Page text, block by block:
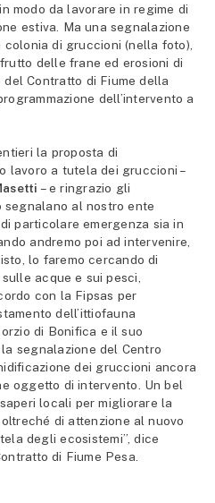
modo da lavorare in regime di
estiva. Ma una segnalazione
di gruccioni (nella foto),
delle frane ed erosioni di
del Contratto di Fiume della
dell’intervento a
la proposta di
lavoro a tutela dei gruccioni –
– e ringrazio gli
al nostro ente
particolare emergenza sia in
andremo poi ad intervenire,
lo faremo cercando di
acque e sui pesci,
con la Fipsas per
dell’ittiofauna
di Bonifica e il suo
segnalazione del Centro
dei gruccioni ancora
oggetto di intervento. Un bel
locali per migliorare la
di attenzione al nuovo
degli ecosistemi”, dice
di Fiume Pesa.